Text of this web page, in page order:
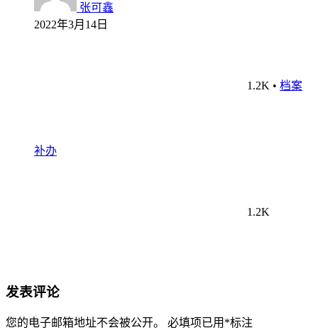
张可鑫
2022年3月14日
1.2K • 档案
补办
1.2K
发表评论
您的电子邮箱地址不会被公开。 必填项已用 *标注